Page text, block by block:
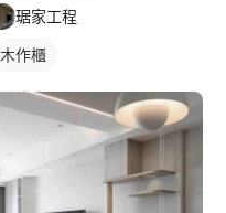
琚家工程
木作櫃